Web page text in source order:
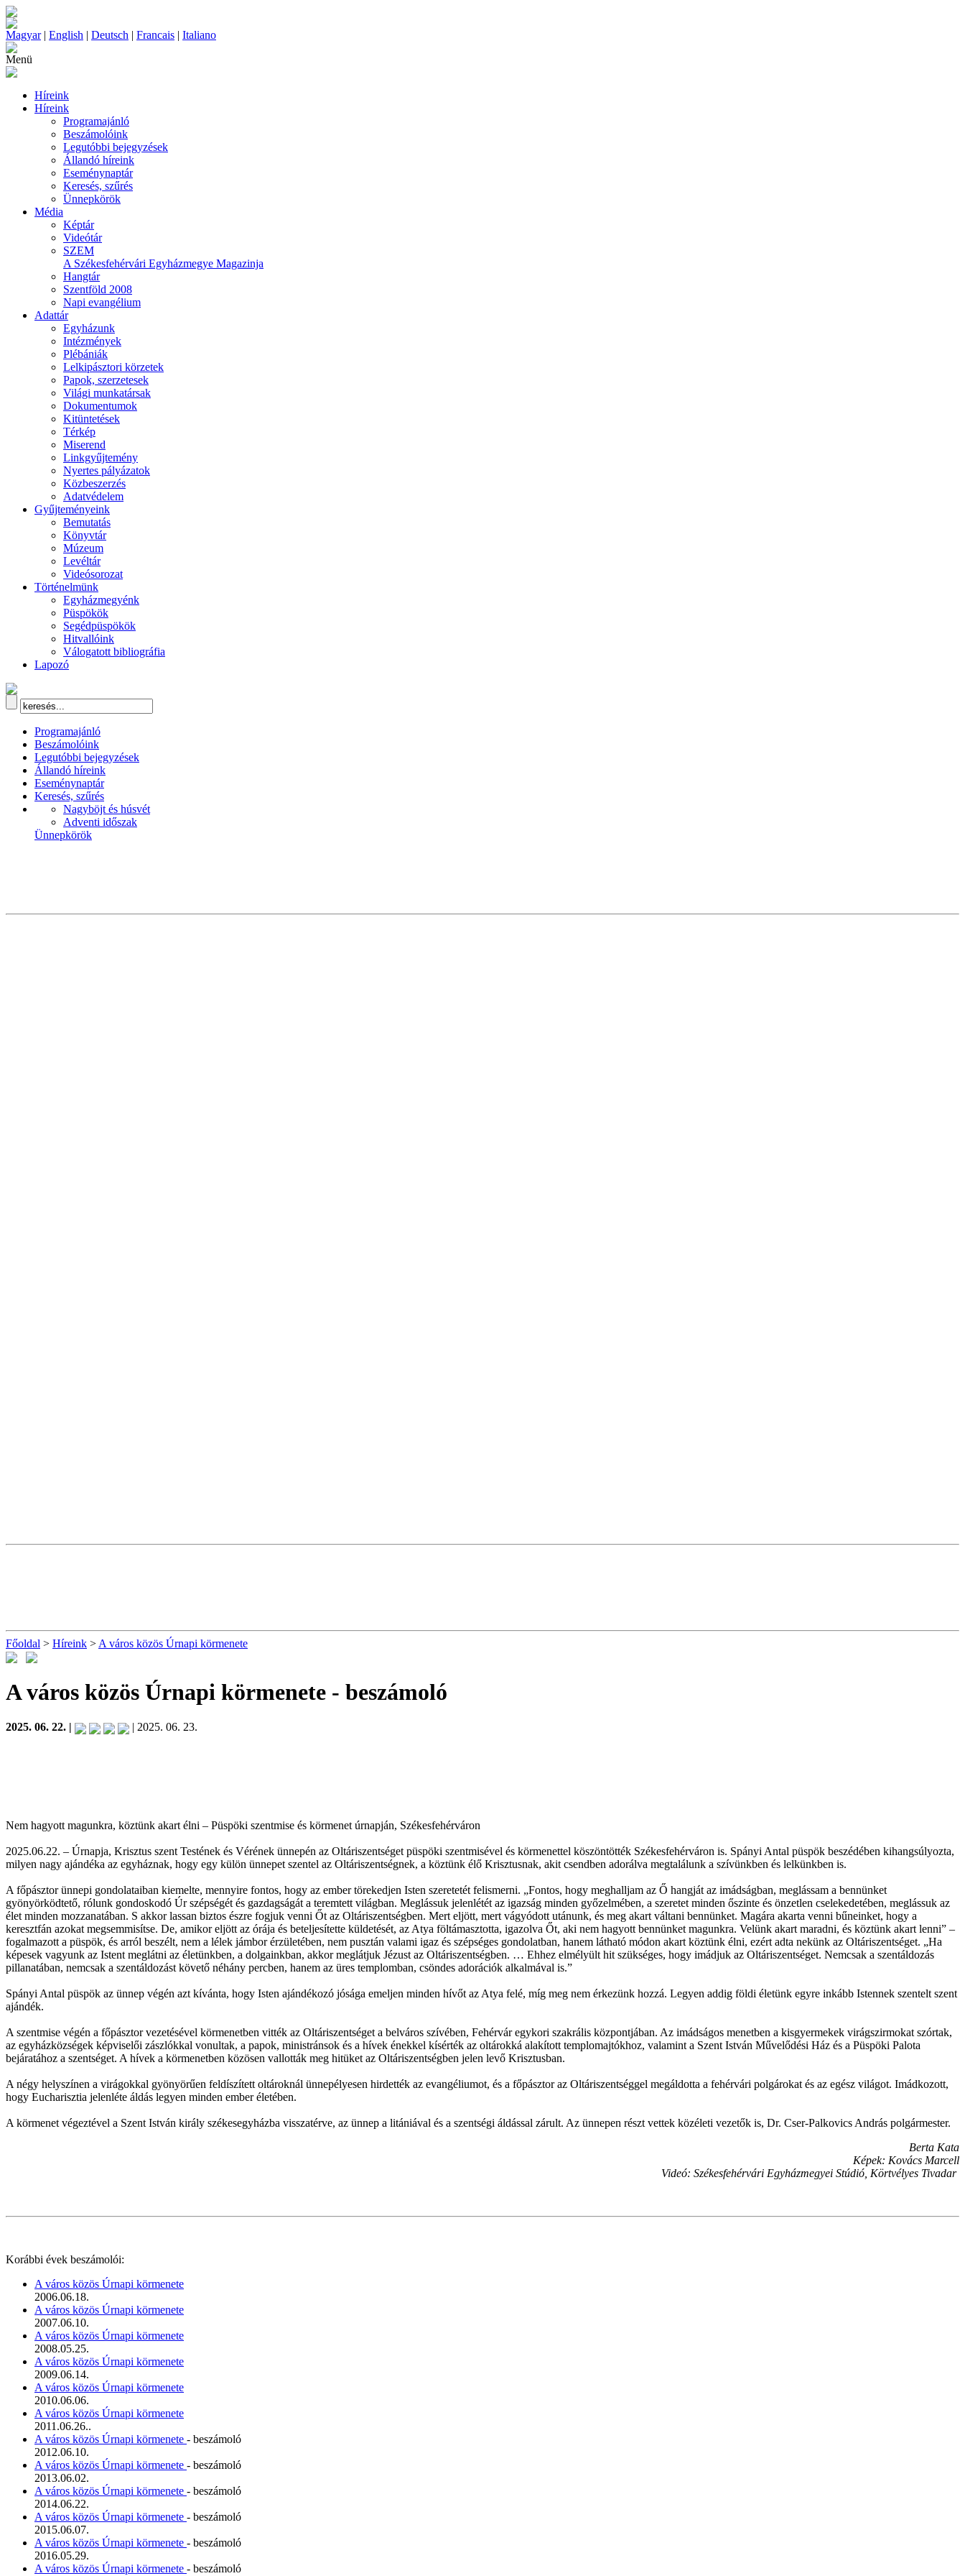
Magyar| English | Deutsch | Francais | Italiano
Menü
Híreink
Híreink
Programajánló
Beszámolóink
Legutóbbi bejegyzések
Állandó híreink
Eseménynaptár
Keresés, szűrés
Ünnepkörök
Média
Képtár
Videótár
SZEM
A Székesfehérvári Egyházmegye Magazinja
Hangtár
Szentföld 2008
Napi evangélium
Adattár
Egyházunk
Intézmények
Plébániák
Lelkipásztori körzetek
Papok, szerzetesek
Világi munkatársak
Dokumentumok
Kitüntetések
Térkép
Miserend
Linkgyűjtemény
Nyertes pályázatok
Közbeszerzés
Adatvédelem
Gyűjteményeink
Bemutatás
Könyvtár
Múzeum
Levéltár
Videósorozat
Történelmünk
Egyházmegyénk
Püspökök
Segédpüspökök
Hitvallóink
Válogatott bibliográfia
Lapozó
Programajánló
Beszámolóink
Legutóbbi bejegyzések
Állandó híreink
Eseménynaptár
Keresés, szűrés
Nagyböjt és húsvét
Adventi időszak
Ünnepkörök
Főoldal > Híreink > A város közös Úrnapi körmenete
A város közös Úrnapi körmenete - beszámoló
2025. 06. 22. | | 2025. 06. 23.
Nem hagyott magunkra, köztünk akart élni – Püspöki szentmise és körmenet úrnapján, Székesfehérváron
2025.06.22. – Úrnapja, Krisztus szent Testének és Vérének ünnepén az Oltáriszentséget püspöki szentmisével és körmenettel köszöntötték Székesfehérváron is. Spányi Antal püspök beszédében kihangsúlyozta,
milyen nagy ajándéka az egyháznak, hogy egy külön ünnepet szentel az Oltáriszentségnek, a köztünk élő Krisztusnak, akit csendben adorálva megtalálunk a szívünkben és lelkünkben is.
A főpásztor ünnepi gondolataiban kiemelte, mennyire fontos, hogy az ember törekedjen Isten szeretetét felismerni. „Fontos, hogy meghalljam az Ő hangját az imádságban, meglássam a bennünket
gyönyörködtető, rólunk gondoskodó Úr szépségét és gazdagságát a teremtett világban. Meglássuk jelenlétét az igazság minden győzelmében, a szeretet minden őszinte és önzetlen cselekedetében, meglássuk az
élet minden mozzanatában. S akkor lassan biztos észre fogjuk venni Őt az Oltáriszentségben. Mert eljött, mert vágyódott utánunk, és meg akart váltani bennünket. Magára akarta venni bűneinket, hogy a
keresztfán azokat megsemmisítse. De, amikor eljött az órája és beteljesítette küldetését, az Atya föltámasztotta, igazolva Őt, aki nem hagyott bennünket magunkra. Velünk akart maradni, és köztünk akart lenni” –
fogalmazott a püspök, és arról beszélt, nem a lélek jámbor érzületében, nem pusztán valami igaz és szépséges gondolatban, hanem látható módon akart köztünk élni, ezért adta nekünk az Oltáriszentséget. „Ha
képesek vagyunk az Istent meglátni az életünkben, a dolgainkban, akkor meglátjuk Jézust az Oltáriszentségben. … Ehhez elmélyült hit szükséges, hogy imádjuk az Oltáriszentséget. Nemcsak a szentáldozás
pillanatában, nemcsak a szentáldozást követő néhány percben, hanem az üres templomban, csöndes adorációk alkalmával is.”
Spányi Antal püspök az ünnep végén azt kívánta, hogy Isten ajándékozó jósága emeljen minden hívőt az Atya felé, míg meg nem érkezünk hozzá. Legyen addig földi életünk egyre inkább Istennek szentelt szent
ajándék.
A szentmise végén a főpásztor vezetésével körmenetben vitték az Oltáriszentséget a belváros szívében, Fehérvár egykori szakrális központjában. Az imádságos menetben a kisgyermekek virágszirmokat szórtak,
az egyházközségek képviselői zászlókkal vonultak, a papok, ministránsok és a hívek énekkel kísérték az oltárokká alakított templomajtókhoz, valamint a Szent István Művelődési Ház és a Püspöki Palota
bejáratához a szentséget. A hívek a körmenetben közösen vallották meg hitüket az Oltáriszentségben jelen levő Krisztusban.
A négy helyszínen a virágokkal gyönyörűen feldíszített oltároknál ünnepélyesen hirdették az evangéliumot, és a főpásztor az Oltáriszentséggel megáldotta a fehérvári polgárokat és az egész világot. Imádkozott,
hogy Eucharisztia jelenléte áldás legyen minden ember életében.
A körmenet végeztével a Szent István király székesegyházba visszatérve, az ünnep a litániával és a szentségi áldással zárult. Az ünnepen részt vettek közéleti vezetők is, Dr. Cser-Palkovics András polgármester.
Berta Kata
Képek: Kovács Marcell
Videó: Székesfehérvári Egyházmegyei Stúdió, Körtvélyes Tivadar
Korábbi évek beszámolói:
A város közös Úrnapi körmenete
2006.06.18.
A város közös Úrnapi körmenete
2007.06.10.
A város közös Úrnapi körmenete
2008.05.25.
A város közös Úrnapi körmenete
2009.06.14.
A város közös Úrnapi körmenete
2010.06.06.
A város közös Úrnapi körmenete
2011.06.26..
A város közös Úrnapi körmenete - beszámoló
2012.06.10.
A város közös Úrnapi körmenete - beszámoló
2013.06.02.
A város közös Úrnapi körmenete - beszámoló
2014.06.22.
A város közös Úrnapi körmenete - beszámoló
2015.06.07.
A város közös Úrnapi körmenete - beszámoló
2016.05.29.
A város közös Úrnapi körmenete - beszámoló